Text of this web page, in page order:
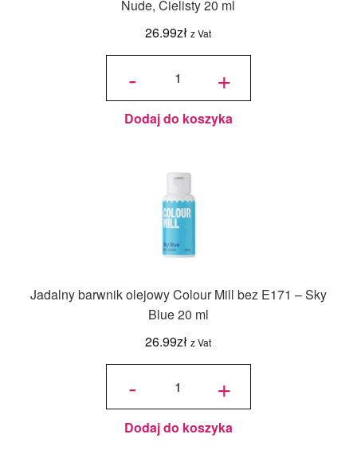
Nude, Cielisty 20 ml
26.99zł z Vat
-
ilość
olejowy
Colour
Mill bez
E171 -
Nude,
20 ml
+
Dodaj do koszyka
Jadalny barwnik olejowy Colour Mill bez E171 – Sky
Blue 20 ml
26.99zł z Vat
-
ilość
olejowy
Colour
E171 -
Sky
ml
+
Dodaj do koszyka